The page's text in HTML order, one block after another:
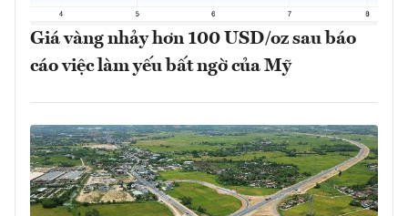
Giá vàng nhảy hơn 100 USD/oz sau báo
cáo việc làm yếu bất ngờ của Mỹ